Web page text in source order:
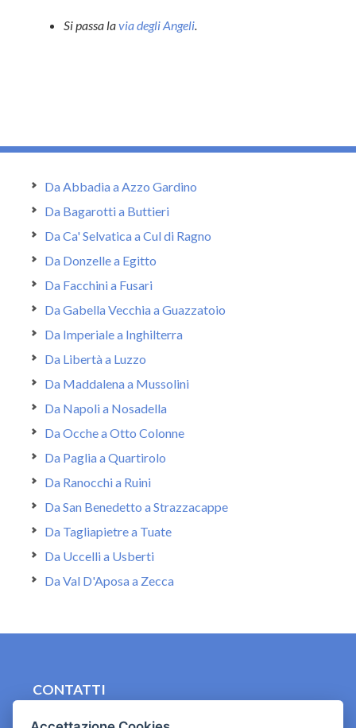
Si passa lavia degli Angeli.
Da Abbadia a Azzo Gardino
Da Bagarotti a Buttieri
Da Ca' Selvatica a Cul di Ragno
Da Donzelle a Egitto
Da Facchini a Fusari
Da Gabella Vecchia a Guazzatoio
Da Imperiale a Inghilterra
Da Libertà a Luzzo
Da Maddalena a Mussolini
Da Napoli a Nosadella
Da Ocche a Otto Colonne
Da Paglia a Quartirolo
Da Ranocchi a Ruini
Da San Benedetto a Strazzacappe
Da Tagliapietre a Tuate
Da Uccelli a Usberti
Da Val D'Aposa a Zecca
CONTATTI